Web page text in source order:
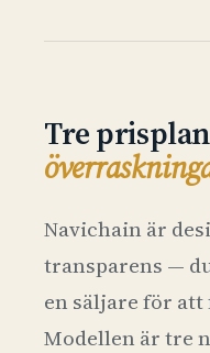
Tre
Navichain är
transparens —
en säljare för att
Modellen är tre